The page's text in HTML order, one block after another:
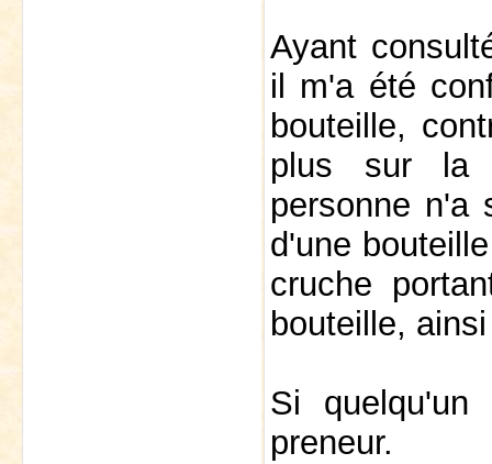
Ayant
il m'a été
bouteille,
plus sur la
personne n'a
d'une
cruche
bouteille,
Si quelqu'un
preneur.